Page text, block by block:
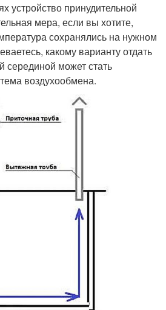
устройство принудительной
мера, если вы хотите,
сохранялись на нужном
какому варианту отдать
серединой может стать
воздухообмена.